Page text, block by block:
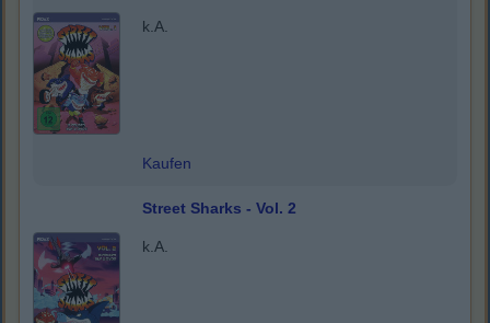
k.A.
Kaufen
Street Sharks - Vol. 2
k.A.